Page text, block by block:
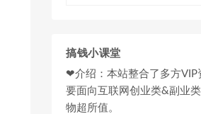
搞钱小课堂
❤介绍：本站整合了多方VIP
要面向互联网创业类&副业
物超所值。